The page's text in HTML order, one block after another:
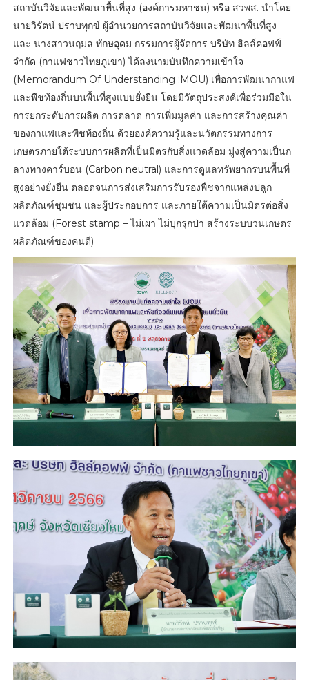
สถาบันวิจัยและพัฒนาพื้นที่สูง (องค์การมหาชน) หรือ สวพส. นำโดย
นายวิรัตน์ ปราบทุกข์ ผู้อำนวยการสถาบันวิจัยและพัฒนาพื้นที่สูง
และ นางสาวนฤมล ทักษอุดม กรรมการผู้จัดการ บริษัท ฮิลล์คอฟฟ์
จำกัด (กาแฟชาวไทยภูเขา) ได้ลงนามบันทึกความเข้าใจ
(Memorandum Of Understanding :MOU) เพื่อการพัฒนากาแฟ
และพืชท้องถิ่นบนพื้นที่สูงแบบยั่งยืน โดยมีวัตถุประสงค์เพื่อร่วมมือใน
การยกระดับการผลิต การตลาด การเพิ่มมูลค่า และการสร้างคุณค่า
ของกาแฟและพืชท้องถิ่น ด้วยองค์ความรู้และนวัตกรรมทางการ
เกษตรภายใต้ระบบการผลิตที่เป็นมิตรกับสิ่งแวดล้อม มู่งสู่ความเป็นก
ลางทางคาร์บอน (Carbon neutral) และการดูแลทรัพยากรบนพื้นที่
สูงอย่างยั่งยืน ตลอดจนการส่งเสริมการรับรองพืชจากแหล่งปลูก
ผลิตภัณฑ์ชุมชน และผู้ประกอบการ และภายใต้ความเป็นมิตรต่อสิ่ง
แวดล้อม (Forest stamp – ไม่เผา ไม่บุกรุกป่า สร้างระบบวนเกษตร
ผลิตภัณฑ์ของคนดี)